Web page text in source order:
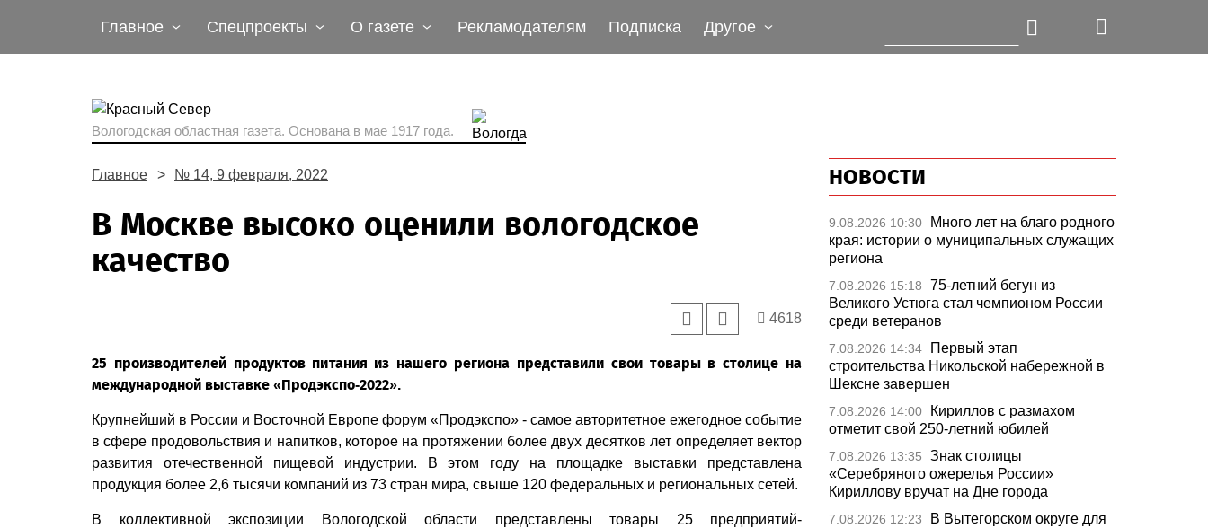
Главное Спецпроекты О газете Рекламодателям Подписка Другое
Вологодская областная газета. Основана в мае 1917 года.
Главное № 14, 9 февраля, 2022
В Москве высоко оценили вологодское
качество
4618
25 производителей продуктов питания из нашего региона представили свои товары в столице на
международной выставке «Продэкспо-2022».
Крупнейший в России и Восточной Европе форум «Продэкспо» - самое авторитетное ежегодное событие
в сфере продовольствия и напитков, которое на протяжении более двух десятков лет определяет вектор
развития отечественной пищевой индустрии. В этом году на площадке выставки представлена
продукция более 2,6 тысячи компаний из 73 стран мира, свыше 120 федеральных и региональных сетей.
В коллективной экспозиции Вологодской области представлены товары 25 предприятий-
НОВОСТИ
9.08.2026 10:30
Много лет на благо родного
края: истории о муниципальных служащих
региона
7.08.2026 15:18
75-летний бегун из
Великого Устюга стал чемпионом России
среди ветеранов
7.08.2026 14:34
Первый этап
строительства Никольской набережной в
Шексне завершен
7.08.2026 14:00
Кириллов с размахом
отметит свой 250-летний юбилей
7.08.2026 13:35
Знак столицы
«Серебряного ожерелья России»
Кириллову вручат на Дне города
7.08.2026 12:23
В Вытегорском округе для